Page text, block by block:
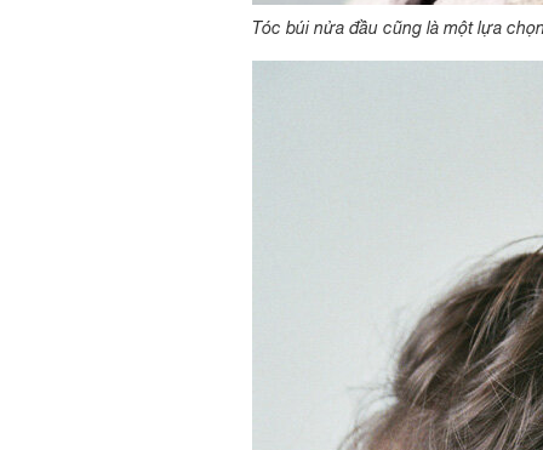
Tóc búi nửa đầu cũng là một lựa